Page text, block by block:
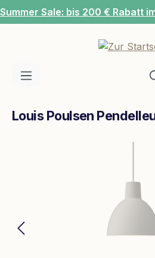
Zum Hauptinhalt springen
Summer Sale: bis 200 € Rabatt